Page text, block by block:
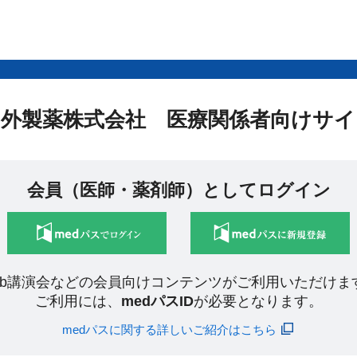
製薬株式会社 医療関係者向けサ
会員（医師・薬剤師）としてログイン
講演会などの会員向けコンテンツがご利用いただけま
ご利用には、 medパスIDが必要となります。
medパスに関する詳しいご紹介はこちら